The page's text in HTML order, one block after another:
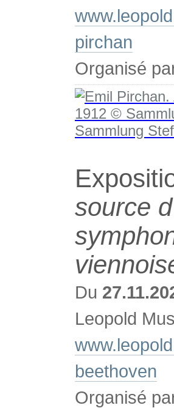
pirchan
Organisé
source
Du
Leopold
beethoven
Organisé